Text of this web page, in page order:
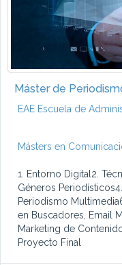
Máster de
EAE Escuela de
Másters en
1. Entorno Digital2.
Géneros
Periodismo
en Buscadores, Email
Marketing de
Proyecto Final